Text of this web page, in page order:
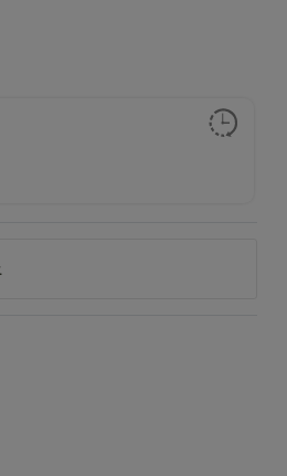
dem das Saat- und Pflanzgut sehr